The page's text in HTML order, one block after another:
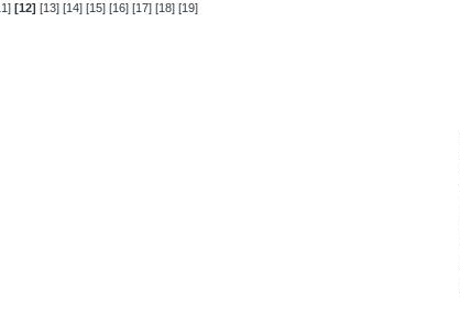
[12] [13] [14] [15] [16] [17] [18] [19]